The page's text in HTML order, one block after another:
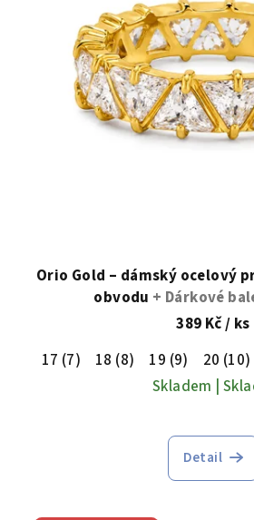
Orio Gold – dámský ocelový
obvodu + Dárkové
389 Kč/ ks
17 (7)
18 (8) 19 (9)
20 (10)
Skladem |
Detail